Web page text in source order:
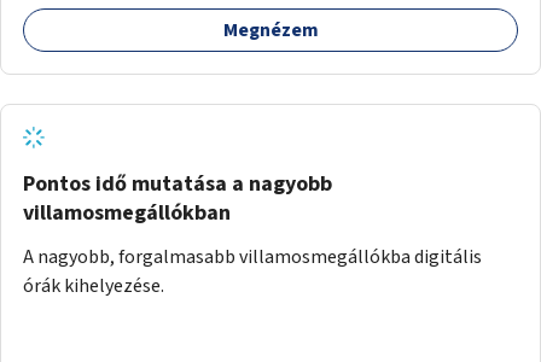
Megnézem
Pontos idő mutatása a nagyobb
villamosmegállókban
A nagyobb, forgalmasabb villamosmegállókba digitális
órák kihelyezése.